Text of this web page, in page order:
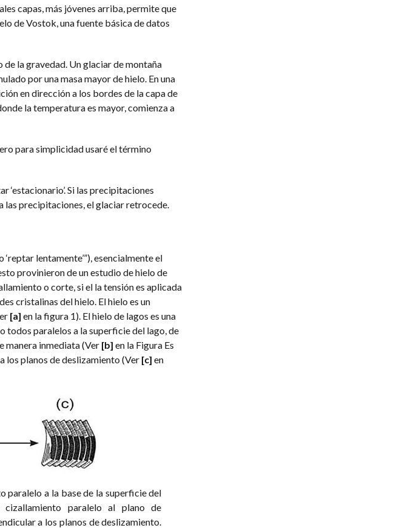
capas, más jóvenes arriba, permite que
de Vostok, una fuente básica de datos
la gravedad. Un glaciar de montaña
por una masa mayor de hielo. En una
en dirección a los bordes de la capa de
la temperatura es mayor, comienza a
para simplicidad usaré el término
Si las precipitaciones
las precipitaciones, el glaciar retrocede.
lentamente’”), esencialmente el
provinieron de un estudio de hielo de
o corte, si el la tensión es aplicada
cristalinas del hielo. El hielo es un
[a] en la figura 1). El hielo de lagos es una
todos paralelos a la superficie del lago, de
manera inmediata (Ver[b] en la Figura Es
los planos de deslizamiento (Ver[c] en
paralelo a la base de la superficie del
paralelo al plano de
a los planos de deslizamiento.